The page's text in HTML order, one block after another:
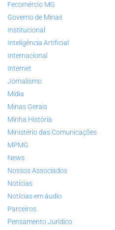
Fecomércio MG
Governo de Minas
Institucional
Inteligência Artificial
Internacional
Internet
Jornalismo
Mídia
Minas Gerais
Minha História
Ministério das Comunicações
MPMG
News
Nossos Associados
Notícias
Notícias em áudio
Parceiros
Pensamento Jurídico